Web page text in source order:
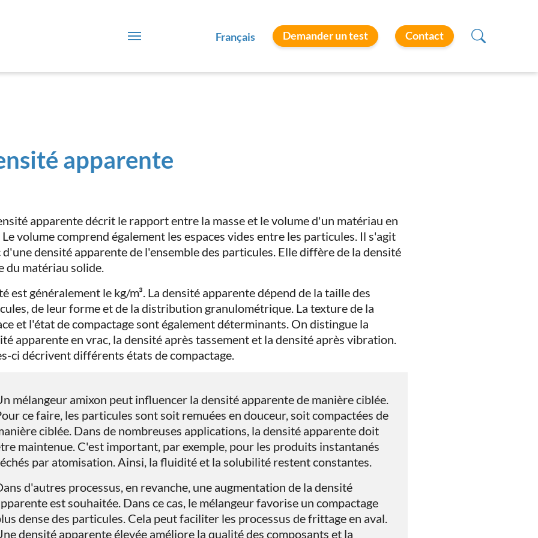
Français Demander un test Contact
apparente
apparente décrit le rapport entre la masse et le volume d'un matériau en
Le volume comprend également les espaces vides entre les particules. Il s'agit
d'une densité apparente de l'ensemble des particules. Elle diffère de la densité
du matériau solide.
est généralement le kg/m³. La densité apparente dépend de la taille des
de leur forme et de la distribution granulométrique. La texture de la
et l'état de compactage sont également déterminants. On distingue la
apparente en vrac, la densité après tassement et la densité après vibration.
ci décrivent différents états de compactage.
mélangeur amixon peut influencer la densité apparente de manière ciblée.
ce faire, les particules sont soit remuées en douceur, soit compactées de
ciblée. Dans de nombreuses applications, la densité apparente doit
maintenue. C'est important, par exemple, pour les produits instantanés
par atomisation. Ainsi, la fluidité et la solubilité restent constantes.
d'autres processus, en revanche, une augmentation de la densité
est souhaitée. Dans ce cas, le mélangeur favorise un compactage
dense des particules. Cela peut faciliter les processus de frittage en aval.
densité apparente élevée améliore la qualité des composants et la